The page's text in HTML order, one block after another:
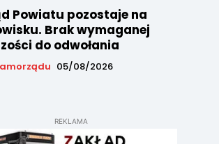
Powiatu pozostaje na
Brak wymaganej
do odwołania
05/08/2026
REKLAMA